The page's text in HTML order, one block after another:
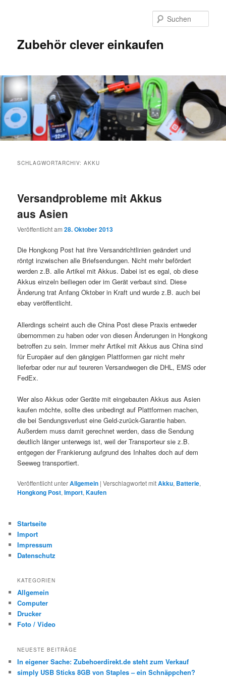
Zubehör clever einkaufen
SCHLAGWORTARCHIV:AKKU
Versandprobleme mit Akkus
aus Asien
Veröffentlicht am28. Oktober 2013
Die Hongkong Post hat ihre Versandrichtlinien geändert und
röntgt inzwischen alle Briefsendungen. Nicht mehr befördert
werden z.B. alle Artikel mit Akkus. Dabei ist es egal, ob diese
Akkus einzeln beiliegen oder im Gerät verbaut sind. Diese
Änderung trat Anfang Oktober in Kraft und wurde z.B. auch bei
ebay veröffentlicht.
Allerdings scheint auch die China Post diese Praxis entweder
übernommen zu haben oder von diesen Änderungen in Hongkong
betroffen zu sein. Immer mehr Artikel mit Akkus aus China sind
für Europäer auf den gängigen Plattformen gar nicht mehr
lieferbar oder nur auf teureren Versandwegen die DHL, EMS oder
FedEx.
Wer also Akkus oder Geräte mit eingebauten Akkus aus Asien
kaufen möchte, sollte dies unbedingt auf Plattformen machen,
die bei Sendungsverlust eine Geld-zurück-Garantie haben.
Außerdem muss damit gerechnet werden, dass die Sendung
deutlich länger unterwegs ist, weil der Transporteur sie z.B.
entgegen der Frankierung aufgrund des Inhaltes doch auf dem
Seeweg transportiert.
Veröffentlicht unterAllgemein |Verschlagwortet mitAkku, Batterie,
Hongkong Post,Import,Kaufen
Startseite
Import
Impressum
Datenschutz
KATEGORIEN
Allgemein
Computer
Drucker
Foto / Video
NEUESTE BEITRÄGE
In eigener Sache: Zubehoerdirekt.de steht zum Verkauf
simply USB Sticks 8GB von Staples – ein Schnäppchen?